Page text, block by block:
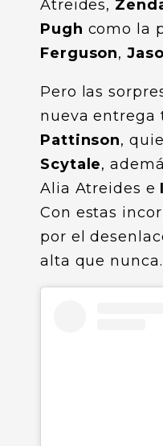
Atreides,
Pugh como la
Ferguson,
Pero las
nueva entrega
Pattinson,
Scytale,
Alia Atreides e
Con estas
por el
alta que nunca.